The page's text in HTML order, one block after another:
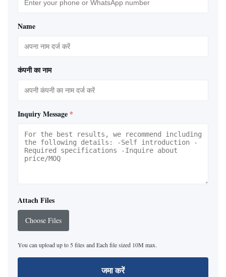
Name
कंपनी का नाम
Inquiry Message *
Attach Files
Choose Files
You can upload up to 5 files and Each file sized 10M max.
जमा करें